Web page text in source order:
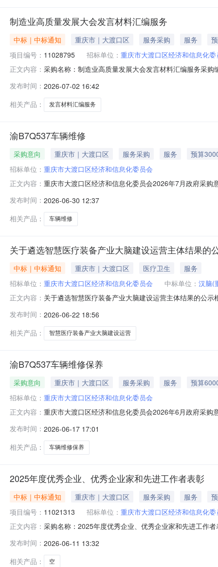
制造业高质量发展大会发言材料汇编服务
中标｜中标通知 重庆市｜大渡口区 服务采购 服务
项目编号： 11028795 招标单位： 重庆市大渡口区经济和信息化委
正文内容： 采购名称：制造业高质量发展大会发言材料汇编服务采
9800.09800.09800.00-成交2026-07-0215:59:57第1中选
发布时间： 2026-07-02 16:42
相关产品：
发言材料汇编服务
渝B7Q537车辆维修
采购意向 重庆市｜大渡口区 服务采购 服务
预算
招标单位： 重庆市大渡口区经济和信息化委员会
正文内容： 重庆市大渡口区经济和信息化委员会2026年7月政府采
B7Q537车辆维修；标的数量：1；标的目标：满足日常
工作
发布时间： 2026-06-30 12:37
相关产品：
车辆维修
关于遴选智慧医疗装备产业大脑建设运营主体结果的
中标｜中标通知 重庆市｜大渡口区 医疗卫生
服务
招标单位： 重庆市大渡口区经济和信息化委员会 中标单位： 汉脑(
正文内容： 关于遴选智慧医疗装备产业大脑建设运营主体结果的公
精耕企业管理咨询有限公司、中移物联网有限公司组成
实名形式反馈至重庆市大渡口区经济和
发布时间： 2026-06-22 18:56
相关产品：
智慧医疗装备产业大脑建设运营
渝B7Q537车辆维修保养
采购意向 重庆市｜大渡口区 服务采购 服务
预算
招标单位： 重庆市大渡口区经济和信息化委员会
正文内容： 重庆市大渡口区经济和信息化委员会2026年6月政府采
名称：渝B7Q537车辆维修保养；标的数量：1；标的目
发布时间： 2026-06-17 17:01
相关产品：
车辆维修保养
2025年度优秀企业、优秀企业家和先进工作者表彰
中标｜中标通知 重庆市｜大渡口区 服务采购 服务
项目编号： 11021313 招标单位： 重庆市大渡口区经济和信息化委
正文内容： 采购名称：2025年度优秀企业、优秀企业家和先进工作
限公司3100.03100.03100.00-成交2026-06-1112:44:44
发布时间： 2026-06-11 13:32
相关产品：
空